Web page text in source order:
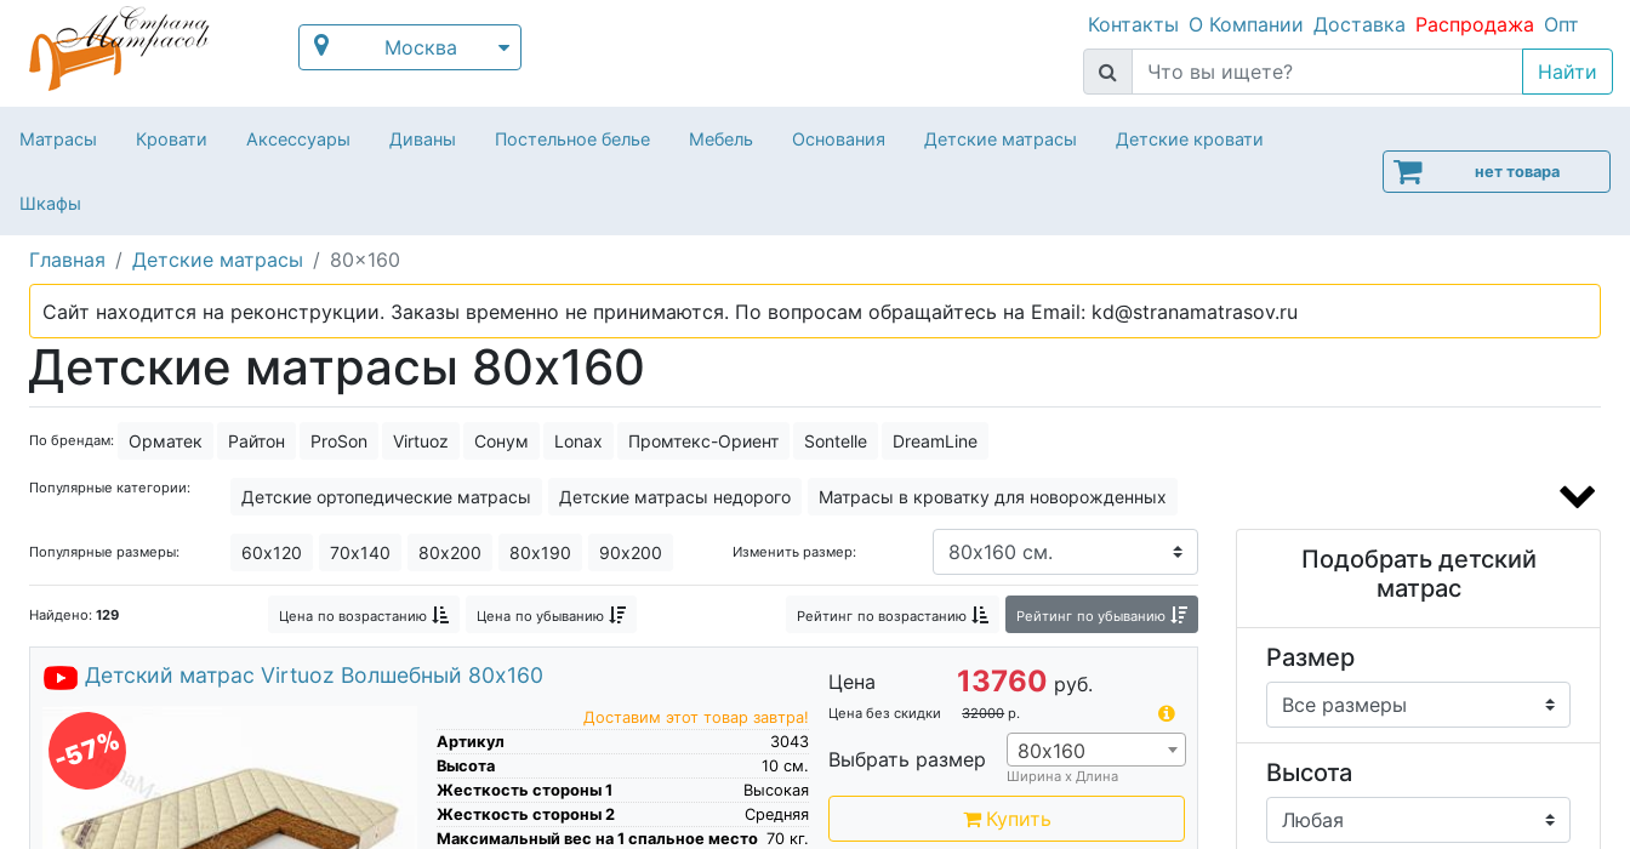
Москва
Контакты О Компании Доставка Распродажа Опт
Матрасы Кровати Аксессуары Диваны Постельное белье Мебель Основания Детские матрасы Детские кровати
Шкафы
нет товара
Главная Детские матрасы 80x160
Сайт находится на реконструкции. Заказы временно не принимаются. По вопросам обращайтесь на Email: kd@stranamatrasov.ru
Детские матрасы 80х160
По брендам: Орматек Райтон ProSon Virtuoz Сонум Lonax Промтекс-Ориент Sontelle DreamLine
Популярные категории: Детские ортопедические матрасы Детские матрасы недорого Матрасы в кроватку для новорожденных
Детские и подростковые кровати, тумбы и комоды
Беспружинные ортопедические матрасы Модульная система детских кроватей ОТТО из дерева Чехлы для детских матрасов Орматек
Наполнители детских матрасов Kids (Орматек) О компании (фабрике) Орматек
Популярные размеры: 60х120 70х140 80х200 80х190 90х200 Изменить размер:
Найдено: 129 Цена по возрастанию Цена по убыванию Рейтинг по возрастанию Рейтинг по убыванию
Детский матрас Virtuoz Волшебный 80х160
-57%
Доставим этот товар завтра!
Артикул
3043
Высота
см.
10
Жесткость стороны 1
Высокая
Жесткость стороны 2
Средняя
Максимальный вес на 1 спальное место
кг.
70
Цена 13760 руб.
Цена без скидки 32000 р.
Выбрать размер 80х160
Ширина х Длина
Купить
Подобрать детский
матрас
Размер
Высота